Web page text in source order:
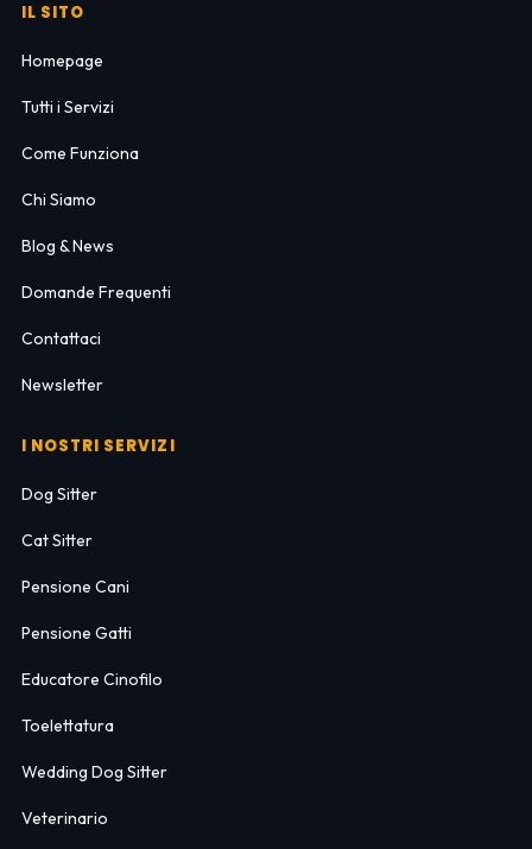
IL SITO
Homepage
Tutti i Servizi
Come Funziona
Chi Siamo
Blog & News
Domande Frequenti
Contattaci
Newsletter
I NOSTRI SERVIZI
Dog Sitter
Cat Sitter
Pensione Cani
Pensione Gatti
Educatore Cinofilo
Toelettatura
Wedding Dog Sitter
Veterinario